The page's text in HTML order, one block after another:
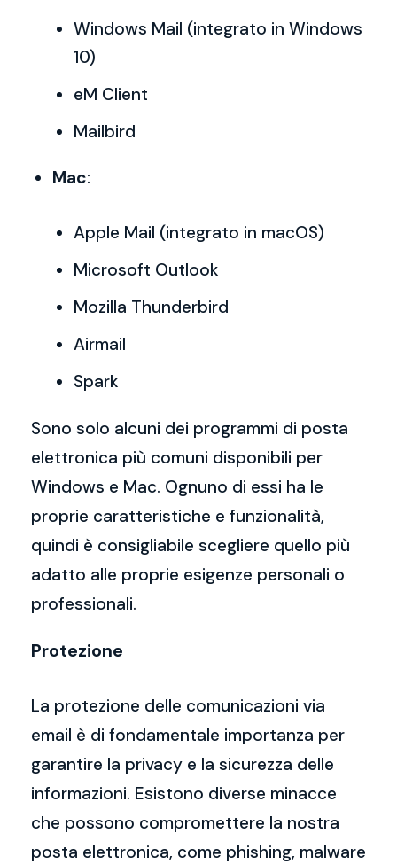
Windows Mail (integrato in Windows
10)
eM Client
Mailbird
Mac:
Apple Mail (integrato in macOS)
Microsoft Outlook
Mozilla Thunderbird
Airmail
Spark
Sono solo alcuni dei programmi di posta
elettronica più comuni disponibili per
Windows e Mac. Ognuno di essi ha le
proprie caratteristiche e funzionalità,
quindi è consigliabile scegliere quello più
adatto alle proprie esigenze personali o
professionali.
Protezione
La protezione delle comunicazioni via
email è di fondamentale importanza per
garantire la privacy e la sicurezza delle
informazioni. Esistono diverse minacce
che possono compromettere la nostra
posta elettronica, come phishing, malware